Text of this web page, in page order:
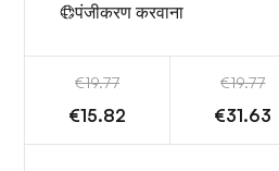
पंजीकरण करवाना
€19.77
€15.82
€19.77
€31.63